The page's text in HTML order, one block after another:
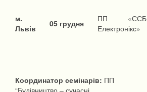
м.
Львів
05 грудня
ПП «ССБ
Електронікс»
Координатор семінарів: ПП
“Будівництво – сучасні